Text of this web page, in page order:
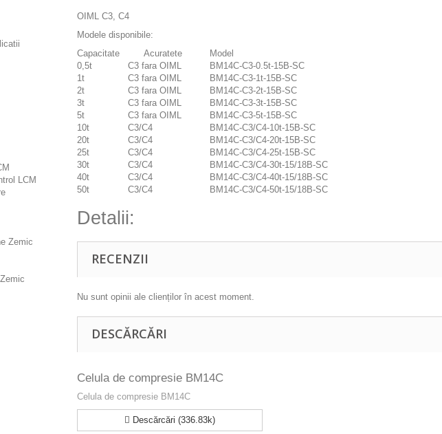
LCM
Zemic
OIML C3, C4
Modele disponibile:
Capacitate
Acuratete
Model
0,5t
C3 fara OIML
BM14C-C3-0.5t-15B-SC
1t
C3 fara OIML
BM14C-C3-1t-15B-SC
2t
C3 fara OIML
BM14C-C3-2t-15B-SC
3t
C3 fara OIML
BM14C-C3-3t-15B-SC
5t
C3 fara OIML
BM14C-C3-5t-15B-SC
10t
C3/C4
BM14C-C3/C4-10t-15B-SC
20t
C3/C4
BM14C-C3/C4-20t-15B-SC
25t
C3/C4
BM14C-C3/C4-25t-15B-SC
30t
C3/C4
BM14C-C3/C4-30t-15/18B-SC
40t
C3/C4
BM14C-C3/C4-40t-15/18B-SC
50t
C3/C4 BM14C-C3/C4-50t-15/18B-SC
Detalii:
RECENZII
Nu sunt opinii ale clienților în acest moment.
DESCĂRCĂRI
Celula de compresie BM14C
Celula de compresie BM14C
Descărcări (336.83k)